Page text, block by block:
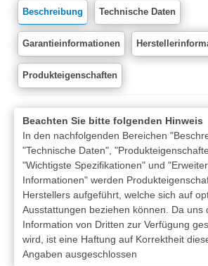
Beschreibung Technische Daten
Garantieinformationen
Produkteigenschaften
Beachten Sie bitte folgenden Hinweis
In den nachfolgenden Bereichen
"Technische Daten",
"Wichtigste Spezifikationen" und
Informationen" werden
Herstellers aufgeführt, welche sich auf
Ausstattungen beziehen können. Da uns
Information von Dritten zur Verfügung
wird, ist eine Haftung auf Korrektheit
Angaben ausgeschlossen